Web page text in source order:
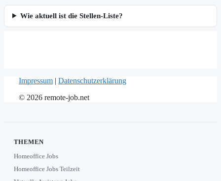
Wie aktuell ist die Stellen-Liste?
Impressum | Datenschutzerklärung
© 2026 remote-job.net
THEMEN
Homeoffice Jobs
Homeoffice Jobs Teilzeit